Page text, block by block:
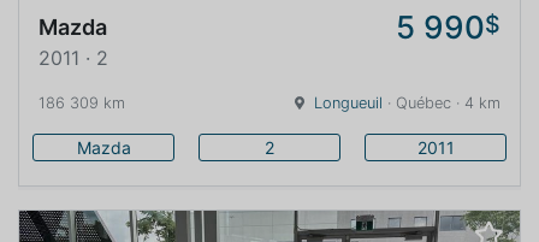
Mazda 5 990$
2011 · 2
186 309 km Longueuil · Québec · 4 km
Mazda 2 2011